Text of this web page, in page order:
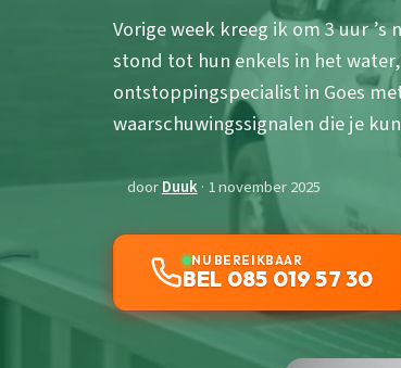
Vorige week kreeg ik om 3 uur
stond tot hun enkels in het
ontstoppingspecialist in Goes
waarschuwingssignalen die je
doorDuuk· 1 november 2025
NU BEREIKBAAR
BEL 085 019 57 30